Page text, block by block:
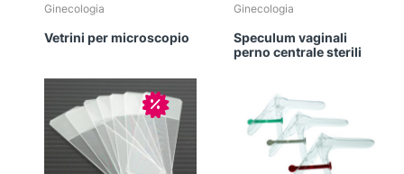
Ginecologia
Vetrini per microscopio
In offerta!
Ginecologia
Speculum vaginali
perno centrale sterili